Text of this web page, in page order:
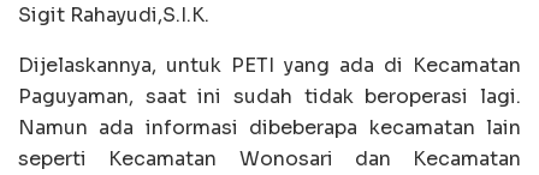
Sigit Rahayudi,S.I.K.
Dijelaskannya, untuk PETI yang ada di Kecamatan
Paguyaman, saat ini sudah tidak beroperasi lagi.
Namun ada informasi dibeberapa kecamatan lain
seperti Kecamatan Wonosari dan Kecamatan